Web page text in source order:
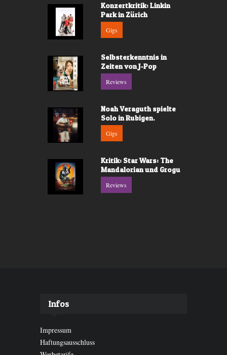
Konzertkritik: Linkin
Park in Zürich
Gigs
Selbsterkenntnis in
Zeiten von J-Pop
Reviews
Noah Veraguth spielte
Solo in Rubigen.
Gigs
Kritik: Star Wars: The
Mandalorian und Grogu
Reviews
Infos
Impressum
Haftungsausschluss